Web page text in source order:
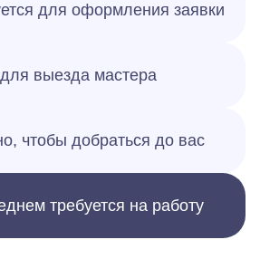
для оформления заявки
выезда мастера
чтобы добраться до вас
требуется на работу